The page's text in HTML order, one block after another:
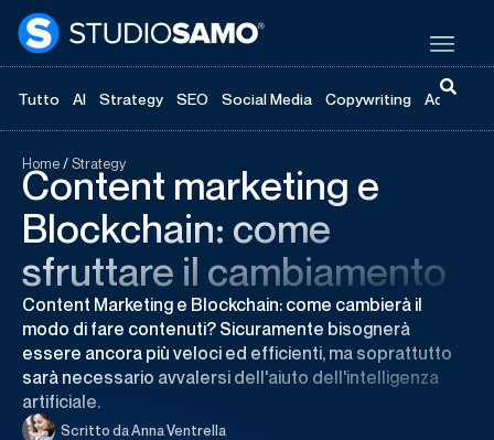
Tutto AI Strategy SEO Social Media Copywriting
Home/Strategy
Content marketing e
Blockchain: come
sfruttare il cambiamento
Content Marketing e Blockchain: come cambierà il
modo di fare contenuti? Sicuramente bisognerà
essere ancora più veloci ed efficienti, ma soprattutto
sarà necessario avvalersi dell'aiuto dell'intelligenza
artificiale.
Scritto daAnna Ventrella